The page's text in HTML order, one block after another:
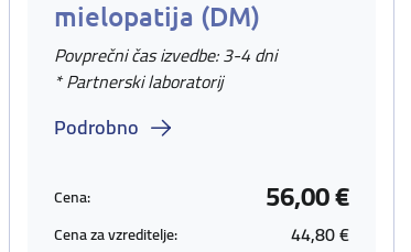
mielopatija (DM)
Povprečni čas izvedbe: 3-4 dni
* Partnerski laboratorij
Podrobno
Cena: 56,00 €
Cena za vzreditelje: 44,80 €